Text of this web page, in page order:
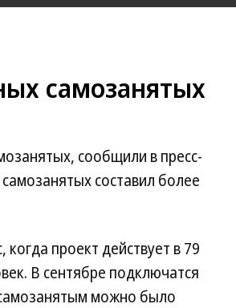
самозанятых
сообщили в пресс-
составил более
проект действует в 79
В сентябре подключатся
можно было